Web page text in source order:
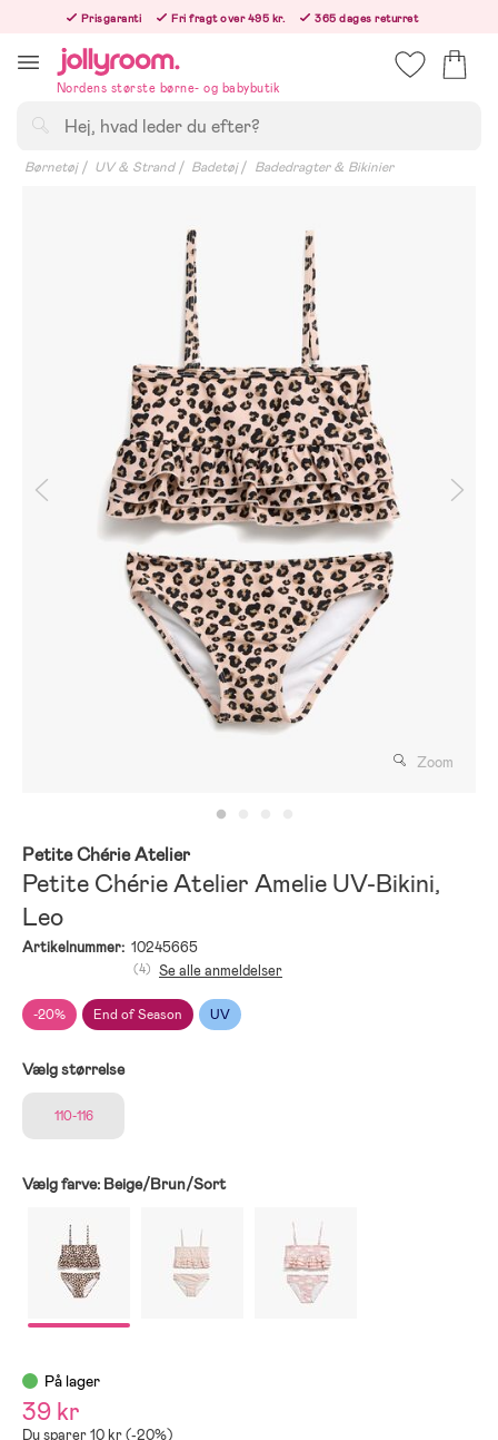
innehållet
Prisgaranti Fri fragt over 495 kr.
365 dages returret
Nordens største børne- og babybutik
Børnetøj UV & Strand Badetøj Badedragter & Bikinier
Zoom
Petite Chérie Atelier
Petite Chérie Atelier Amelie UV-Bikini,
Leo
Artikelnummer: 10245665
-20% End of Season UV
(4) Se alle anmeldelser
Vælg størrelse
110-116
Vælg farve: Beige/Brun/Sort
På lager
39 kr
Du sparer 10 kr (-20%)